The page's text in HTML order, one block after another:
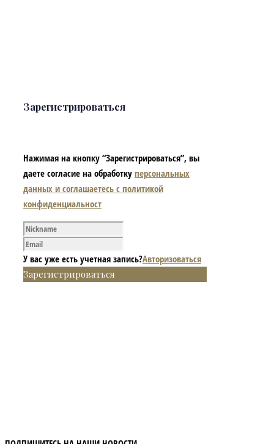
Зарегистрироваться
Нажимая на кнопку “Зарегистрироваться”, вы
даете согласие на обработку персональных
данных и соглашаетесь с политикой
конфиденциальност
У вас уже есть учетная запись?Авторизоваться
Зарегистрироваться